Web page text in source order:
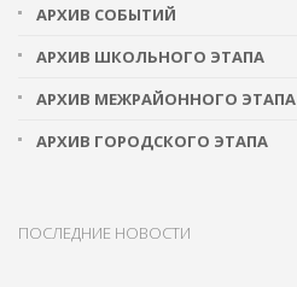
АРХИВ СОБЫТИЙ
АРХИВ ШКОЛЬНОГО ЭТАПА
АРХИВ МЕЖРАЙОННОГО ЭТАПА
АРХИВ ГОРОДСКОГО ЭТАПА
ПОСЛЕДНИЕ НОВОСТИ